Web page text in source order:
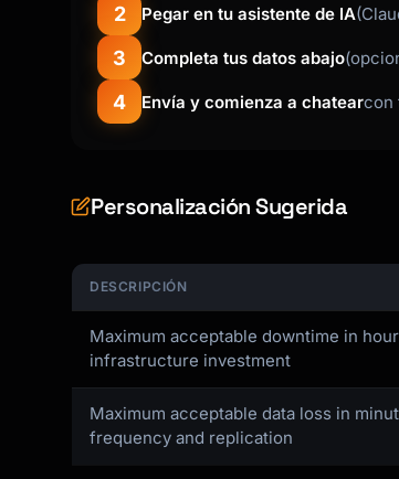
2 Pegar en tu asistente de IA
3 Completa tus datos abajo
4 Envía y comienza a chatearcon
Personalización Sugerida
DESCRIPCIÓN
Maximum acceptable downtime in
infrastructure investment
Maximum acceptable data loss in
frequency and replication